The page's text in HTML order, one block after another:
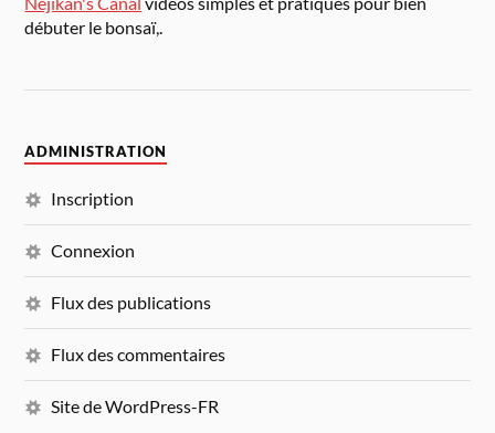
débuter le bonsaï,.
ADMINISTRATION
Inscription
Connexion
Flux des publications
Flux des commentaires
Site de WordPress-FR